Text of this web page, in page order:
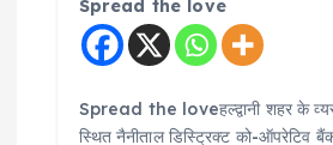
Spread the love
Spread the loveहल्द्वानी शहर के
स्थित नैनीताल डिस्ट्रिक्ट को-ऑपरेटिव बैंक